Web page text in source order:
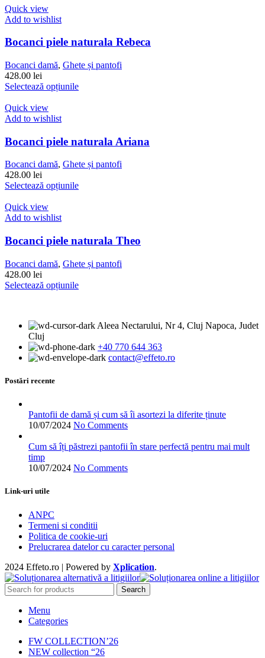
variații.
pot
fi
în
Quick view
Add to wishlist
Bocanci piele naturala Rebeca
Bocanci damă, Ghete și pantofi
428.00 lei
Selectează opțiunileAcest
variații.
Opțiunile
pot
fi
în
Quick view
Add to wishlist
Bocanci piele naturala Ariana
Bocanci damă, Ghete și pantofi
428.00 lei
Selectează opțiunileAcest
variații.
Opțiunile
pot
fi
în
Quick view
Add to wishlist
Bocanci piele naturala Theo
Bocanci damă, Ghete și pantofi
428.00 lei
Selectează opțiunileAcest
multe
Opțiunile
pot
produsului.
Aleea Nectarului, Nr 4, Cluj Napoca, Judet
Cluj
+40 770 644 363
contact@effeto.ro
Postări recente
Pantofii de damă și cum să îi asortezi la diferite ținute
10/07/2024 No Comments
Cum să îți păstrezi pantofii în stare perfectă pentru mai mult
timp
10/07/2024 No Comments
Link-uri utile
ANPC
Termeni si conditii
Politica de cookie-uri
Prelucrarea datelor cu caracter personal
2024 Effeto.ro | Powered by Xplication.
Search
Menu
Categories
FW COLLECTION’26
NEW collection “26